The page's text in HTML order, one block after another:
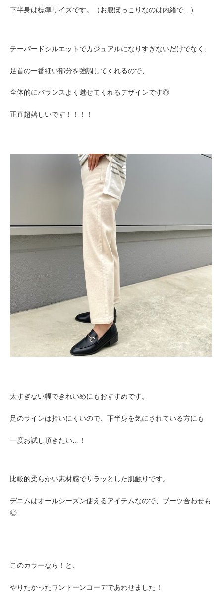
下半身は標準サイズです。（お腹ぽっこりなのは内緒で…）
テーパードシルエットでカジュアルになりすぎないだけでなく、
足首の一番細い部分を強調してくれるので、
全体的にバランスよく魅せてくれるデザインです◎
正直超嬉しいです！！！！
太すぎない幅できれいめにもおすすめです。
足のラインは拾いにくいので、下半身を気にされている方にも
一度お試し頂きたい…！
比較的柔らかい素材感でサラッとした肌触りです。
デニムはオールシーズン使えるアイテムなので、ブーツ合わせも
◎
このカラーなら！と、
やりたかったワントーンコーデであわせました！